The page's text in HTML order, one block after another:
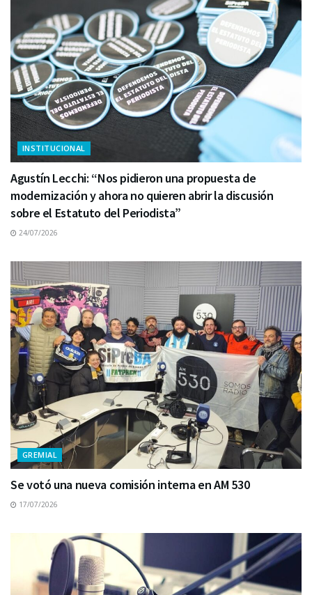
INSTITUCIONAL
Agustín Lecchi: “Nos pidieron una propuesta de
modernización y ahora no quieren abrir la discusión
sobre el Estatuto del Periodista”
24/07/2026
GREMIAL
Se votó una nueva comisión interna en AM 530
17/07/2026